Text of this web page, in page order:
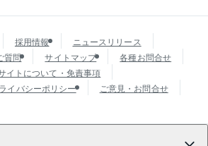
採用情報
ニュースリリース
質問
サイトマップ
各種お問合せ
イトについて・免責事項
イバシーポリシー
ご意見・お問合せ